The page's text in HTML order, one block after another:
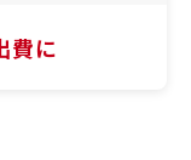
費に